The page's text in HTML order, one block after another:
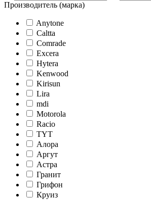
Производитель (марка)
Anytone
Caltta
Comrade
Excera
Hytera
Kenwood
Kirisun
Lira
mdi
Motorola
Racio
TYT
Алора
Аргут
Астра
Гранит
Грифон
Круиз